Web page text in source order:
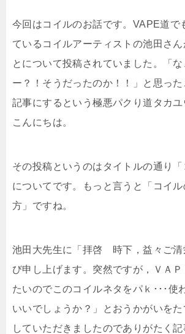
今回はコイルのお話です。VAPE道で
ているコイルアーティストの池田さ
とについて投稿されていました。「
ー？！そうだったのか！！」と思った
記事にするという極悪パクり道タカ
こんにちは。
その投稿というのはタイトルの通り「
についてです。もっと言うと「コイル
方」ですね。
池田大先生に「拝啓 時下，益々ご清
び申し上げます。突然ですが，ＶＡ
たいのでこのコイルネタをパｋ･･･使
いいでしょうか？」とおうかがいを
していただきましたのでありがたく